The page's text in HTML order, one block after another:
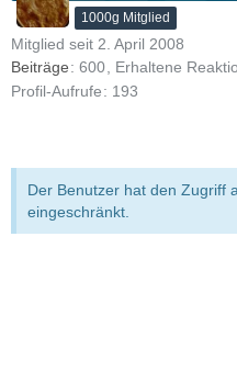
1000g Mitglied
Mitglied seit 2. April 2008
Beiträge
600 Erhaltene
Profil-Aufrufe
193
Der Benutzer hat den Zugriff
eingeschränkt.